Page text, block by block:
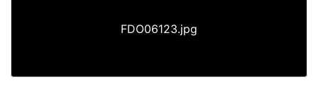
FDO06123.jpg